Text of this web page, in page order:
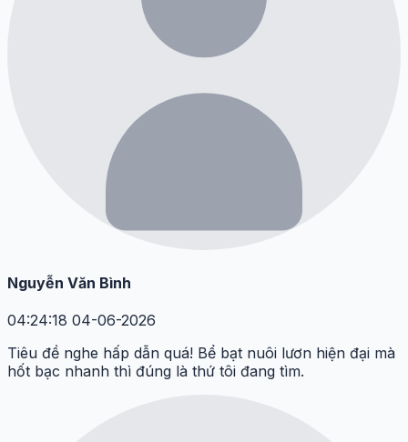
Nguyễn Văn Bình
04:24:18 04-06-2026
Tiêu đề nghe hấp dẫn quá! Bể bạt nuôi lươn hiện đại mà
hốt bạc nhanh thì đúng là thứ tôi đang tìm.